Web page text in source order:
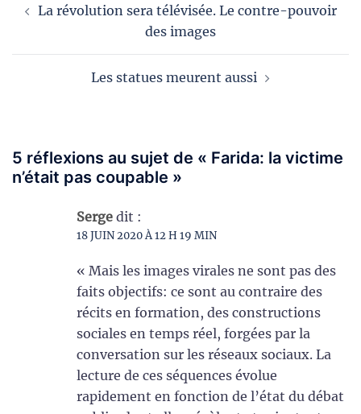
d’article
La révolution sera télévisée. Le contre-pouvoir
des images
Les statues meurent aussi
5 réflexions au sujet de « Farida: la victime
n’était pas coupable »
Serge dit :
18 JUIN 2020 À 12 H 19 MIN
« Mais les images virales ne sont pas des
faits objectifs: ce sont au contraire des
récits en formation, des constructions
sociales en temps réel, forgées par la
conversation sur les réseaux sociaux. La
lecture de ces séquences évolue
rapidement en fonction de l’état du débat